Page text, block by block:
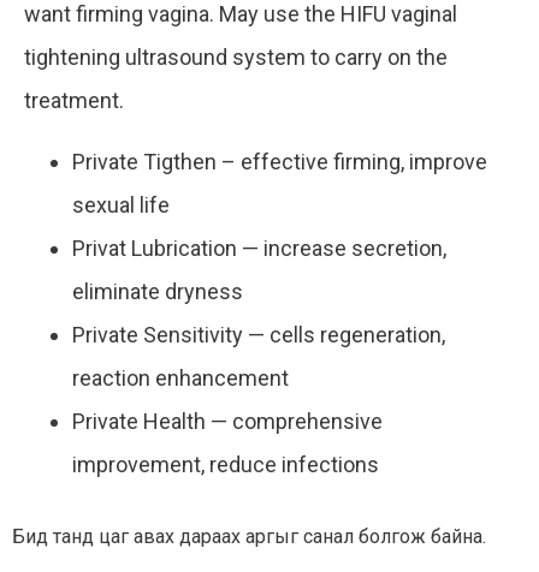
want firming vagina. May use the HIFU vaginal
tightening ultrasound system to carry on the
treatment.
Private Tigthen – effective firming, improve
sexual life
Privat Lubrication — increase secretion,
eliminate dryness
Private Sensitivity — cells regeneration,
reaction enhancement
Private Health — comprehensive
improvement, reduce infections
Бид танд цаг авах дараах аргыг санал болгож байна.